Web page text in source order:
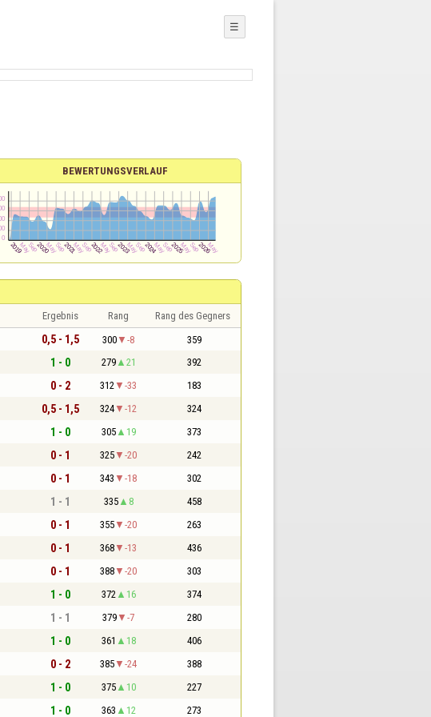
☰
BEWERTUNGSVERLAUF
Ergebnis Rang Rang des Gegners
0,5 - 1,5 300 -8 359
1 - 0 279 21 392
0 - 2 312 -33 183
0,5 - 1,5 324 -12 324
1 - 0 305 19 373
0 - 1 325 -20 242
0 - 1 343 -18 302
1 - 1 335 8 458
0 - 1 355 -20 263
0 - 1 368 -13 436
0 - 1 388 -20 303
1 - 0 372 16 374
1 - 1 379 -7 280
1 - 0 361 18 406
0 - 2 385 -24 388
1 - 0 375 10 227
1 - 0 363 12 273